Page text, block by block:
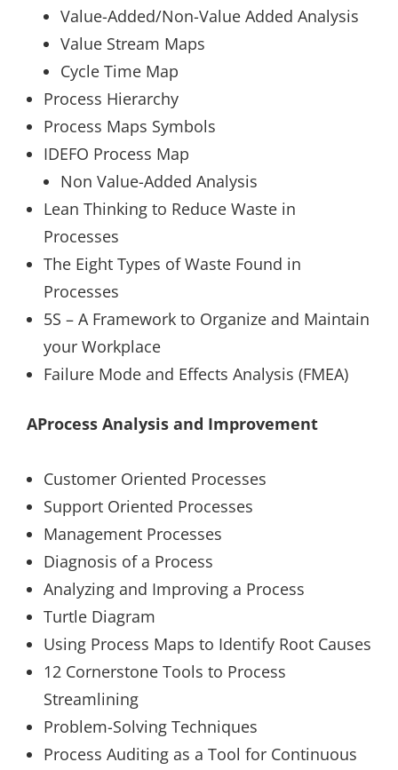
Value-Added/Non-Value Added Analysis
Value Stream Maps
Cycle Time Map
Process Hierarchy
Process Maps Symbols
IDEFO Process Map
Non Value-Added Analysis
Lean Thinking to Reduce Waste in
Processes
The Eight Types of Waste Found in
Processes
5S – A Framework to Organize and Maintain
your Workplace
Failure Mode and Effects Analysis (FMEA)
AProcess Analysis and Improvement
Customer Oriented Processes
Support Oriented Processes
Management Processes
Diagnosis of a Process
Analyzing and Improving a Process
Turtle Diagram
Using Process Maps to Identify Root Causes
12 Cornerstone Tools to Process
Streamlining
Problem-Solving Techniques
Process Auditing as a Tool for Continuous